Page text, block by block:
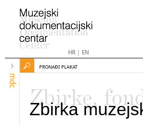
HR| EN
mdc
PRONAĐI PLAKAT
Zbirke,
Zbirka